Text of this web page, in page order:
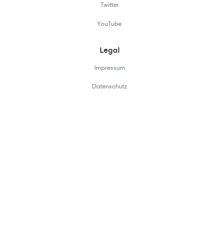
Twitter
YouTube
Legal
Impressum
Datenschutz